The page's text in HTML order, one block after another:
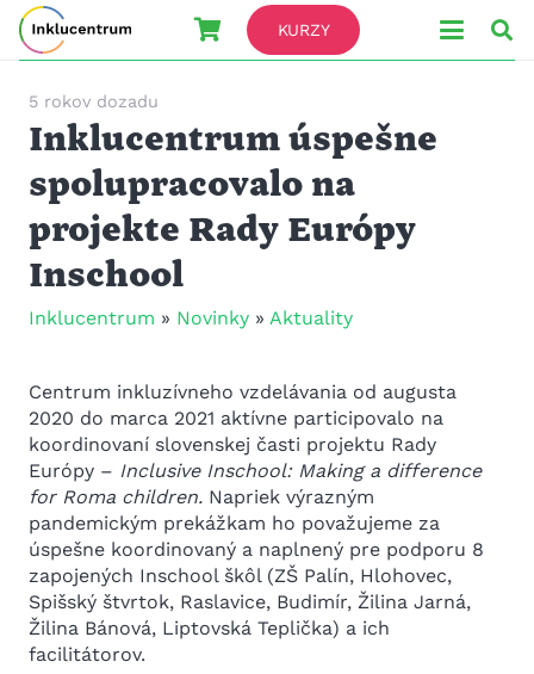
KURZY
5 rokov dozadu
Inklucentrum úspešne
spolupracovalo na
projekte Rady Európy
Inschool
Inklucentrum » Novinky » Aktuality
Centrum inkluzívneho vzdelávania od augusta
2020 do marca 2021 aktívne participovalo na
koordinovaní slovenskej časti projektu Rady
Európy – Inclusive Inschool: Making a difference
for Roma children. Napriek výrazným
pandemickým prekážkam ho považujeme za
úspešne koordinovaný a naplnený pre podporu 8
zapojených Inschool škôl (ZŠ Palín, Hlohovec,
Spišský štvrtok, Raslavice, Budimír, Žilina Jarná,
Žilina Bánová, Liptovská Teplička) a ich
facilitátorov.